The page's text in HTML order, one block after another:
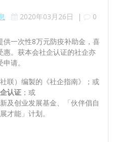
2020年03月26日 | 0
一次性8万元防疫补助金，喜
。获本会社企认证的社企亦
请。
联）编製的《社企指南》；或
认证 ；或
及创业发展基金、「伙伴倡自
才能」计划。